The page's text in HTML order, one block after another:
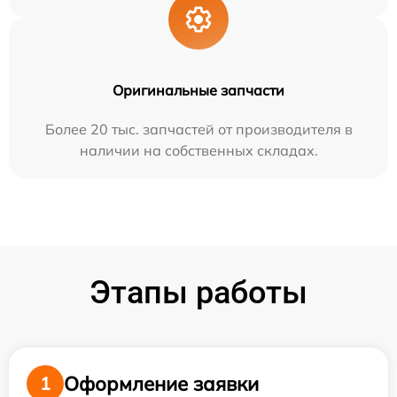
Оригинальные запчасти
Более 20 тыс. запчастей от производителя в
наличии на собственных складах.
Этапы работы
1
Оформление заявки